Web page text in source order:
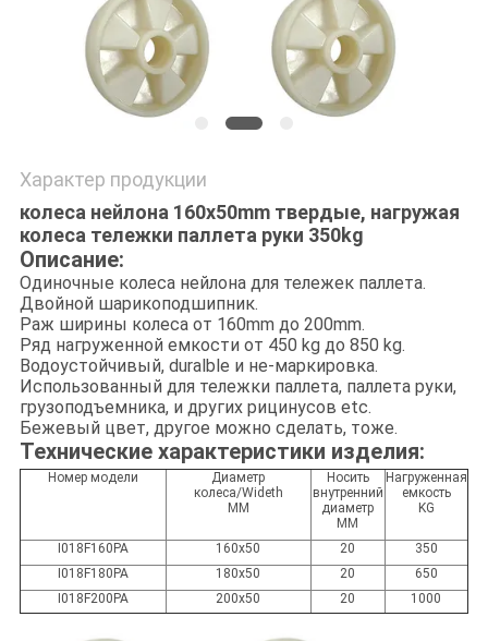
Характер продукции
колеса нейлона 160x50mm твердые, нагружая
колеса тележки паллета руки 350kg
Описание:
Одиночные колеса нейлона для тележек паллета.
Двойной шарикоподшипник.
Раж ширины колеса от 160mm до 200mm.
Ряд нагруженной емкости от 450 kg до 850 kg.
Водоустойчивый, duralble и не-маркировка.
Использованный для тележки паллета, паллета руки,
грузоподъемника, и других рицинусов etc.
Бежевый цвет, другое можно сделать, тоже.
Технические характеристики изделия:
Номер модели
Диаметр
колеса/Wideth
MM
Носить
внутренний
диаметр
MM
Нагруженная
емкость
KG
I018F160PA 160x50 20
350
I018F180PA
180x50 20
650
I018F200PA
200x50 20 1000